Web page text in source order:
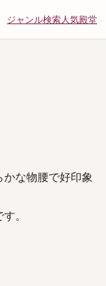
ジャンル検索人気殿堂
な物腰で好印象
。